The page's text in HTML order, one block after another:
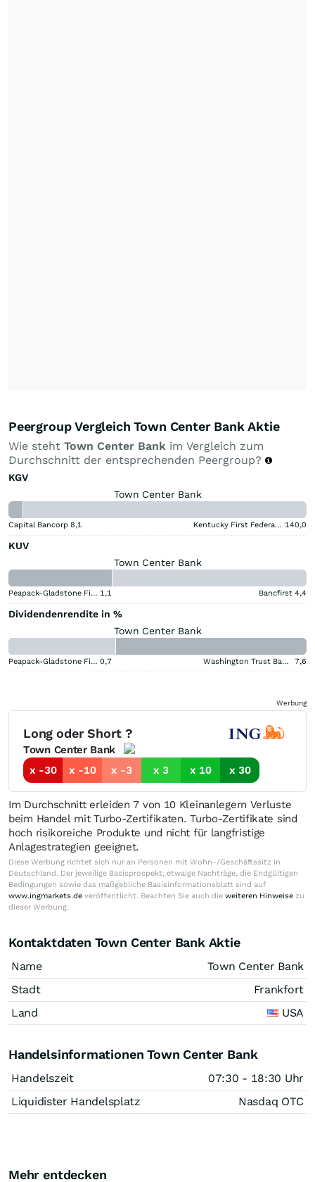
Peergroup Vergleich Town Center Bank Aktie
Wie steht Town Center Bank im Vergleich zum
Durchschnitt der entsprechenden Peergroup?
KGV
Town Center Bank
Capital Bancorp 8,1 Kentucky First Federal Bancorp 140,0
KUV
Town Center Bank
Peapack-Gladstone Financial 1,1 Bancfirst 4,4
Dividendenrendite in %
Town Center Bank
Peapack-Gladstone Financial 0,7 Washington Trust Bancorp 7,6
Werbung
Long oder Short ?
Town Center Bank
x -30
x -10 x -3 x 3 x 10 x 30
Im Durchschnitt erleiden 7 von 10 Kleinanlegern Verluste
beim Handel mit Turbo-Zertifikaten. Turbo-Zertifikate sind
hoch risikoreiche Produkte und nicht für langfristige
Anlagestrategien geeignet.
Diese Werbung richtet sich nur an Personen mit Wohn-/Geschäftssitz in
Deutschland. Der jeweilige Basisprospekt, etwaige Nachträge, die Endgültigen
Bedingungen sowie das maßgebliche Basisinformationsblatt sind auf
www.ingmarkets.de veröffentlicht. Beachten Sie auch die weiteren Hinweise zu
dieser Werbung.
Kontaktdaten Town Center Bank Aktie
Name
Town Center Bank
Stadt
Frankfort
Land
USA
Handelsinformationen Town Center Bank
Handelszeit
07:30 - 18:30 Uhr
Liquidister Handelsplatz
Nasdaq OTC
Mehr entdecken